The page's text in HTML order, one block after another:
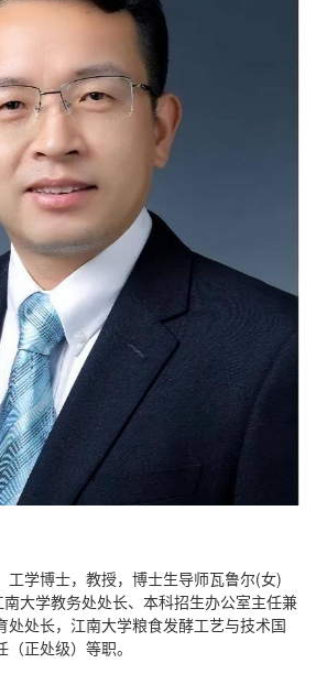
工学博士，教授，博士生导师瓦鲁尔(女)
大学教务处处长、本科招生办公室主任兼
处处长，江南大学粮食发酵工艺与技术国
正处级）等职。